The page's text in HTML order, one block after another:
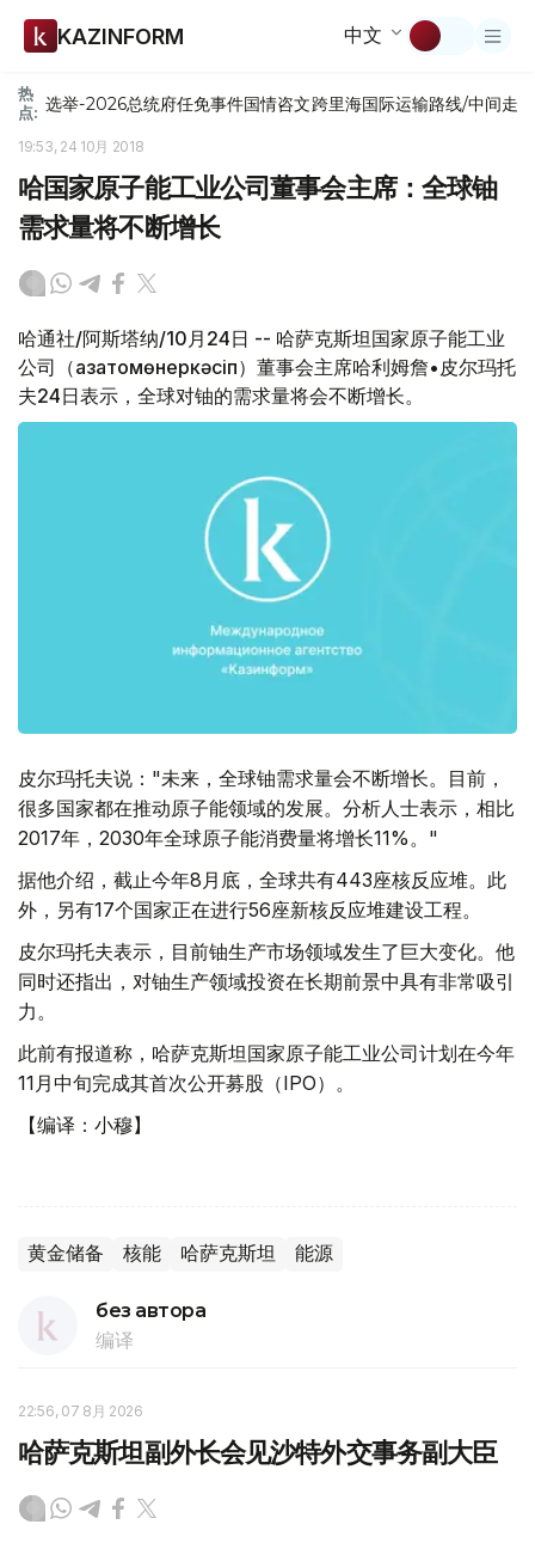
KAZINFORM 中文
热
点: 选举-2026总统府任免事件国情咨文跨里海国际运输路线/中间走廊
19:53, 24 10月 2018
哈国家原子能工业公司董事会主席：全球铀
需求量将不断增长
哈通社/阿斯塔纳/10月24日 -- 哈萨克斯坦国家原子能工业
公司（Қазатомөнеркәсіп）董事会主席哈利姆詹•皮尔玛托
夫24日表示，全球对铀的需求量将会不断增长。
皮尔玛托夫说："未来，全球铀需求量会不断增长。目前，
很多国家都在推动原子能领域的发展。分析人士表示，相比
2017年，2030年全球原子能消费量将增长11%。"
据他介绍，截止今年8月底，全球共有443座核反应堆。此
外，另有17个国家正在进行56座新核反应堆建设工程。
皮尔玛托夫表示，目前铀生产市场领域发生了巨大变化。他
同时还指出，对铀生产领域投资在长期前景中具有非常吸引
力。
此前有报道称，哈萨克斯坦国家原子能工业公司计划在今年
11月中旬完成其首次公开募股（IPO）。
【编译：小穆】
黄金储备 核能 哈萨克斯坦 能源
без автора
编译
22:56, 07 8月 2026
哈萨克斯坦副外长会见沙特外交事务副大臣